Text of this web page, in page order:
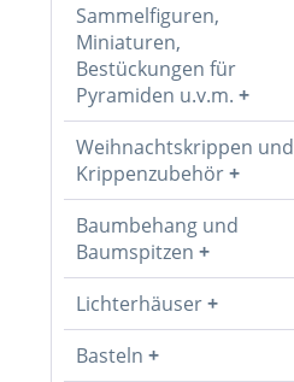
Sammelfiguren,
Miniaturen,
Bestückungen für
Pyramiden u.v.m.
Weihnachtskrippen und
Krippenzubehör
Baumbehang und
Baumspitzen
Lichterhäuser
Basteln